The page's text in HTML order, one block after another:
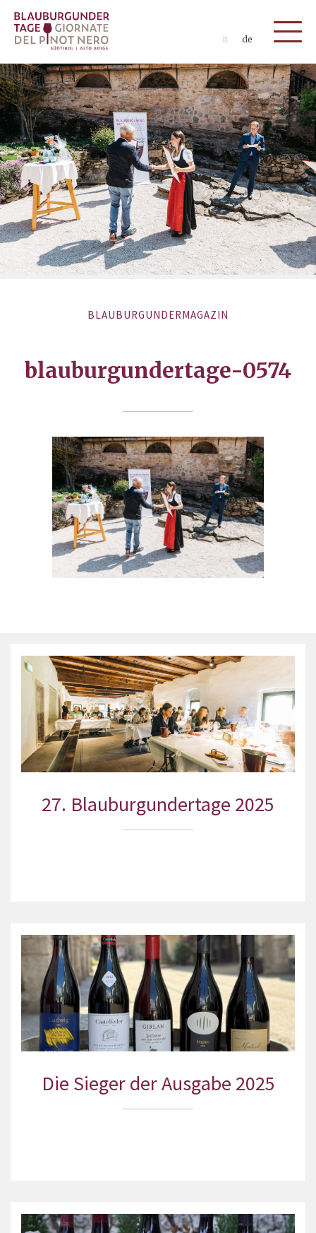
it de
BLAUBURGUNDERMAGAZIN
blauburgundertage-0574
27. Blauburgundertage 2025
Die Sieger der Ausgabe 2025